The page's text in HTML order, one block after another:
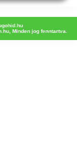
, Minden jog fenntartva.